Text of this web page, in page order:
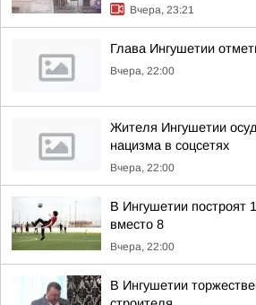
Вчера, 23:21
Глава Ингушетии
Вчера, 22:00
Жителя Ингушетии
нацизма в соцсетях
Вчера, 22:00
В Ингушетии построят
вместо 8
Вчера, 22:00
В Ингушетии